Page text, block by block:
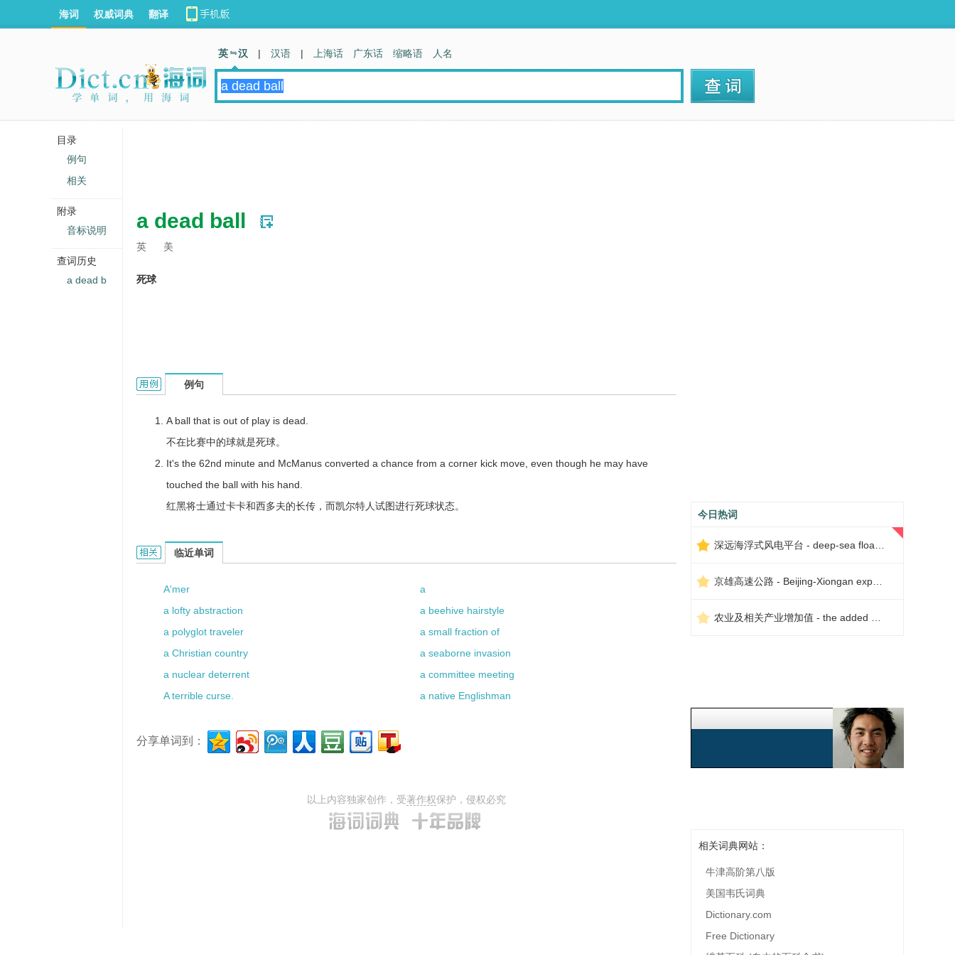
a dead ball
英 美
死球
a dead ball的用法和样例：
例句
A ball that is out of play is dead.
不在比赛中的球就是死球。
It's the 62nd minute and McManus converted a chance from a corner kick move, even though he may have
touched the ball with his hand.
红黑将士通过卡卡和西多夫的长传，而凯尔特人试图进行死球状态。
a dead ball的相关资料：
临近单词
A'mer
a
a lofty abstraction
a beehive hairstyle
a polyglot traveler
a small fraction of
a Christian country
a seaborne invasion
a nuclear deterrent
a committee meeting
A terrible curse.
a native Englishman
分享单词到：
以上内容独家创作，受著作权保护，侵权必究
今日热词
相关词典网站：
牛津高阶第八版
美国韦氏词典
Dictionary.com
Free Dictionary
海词 权威词典 翻译
英 汉 | 汉语 | 上海话 广东话 缩略语 人名
目录
例句
相关
附录
音标说明
查词历史
a dead b